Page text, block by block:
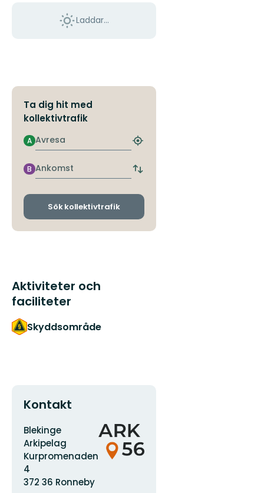
Laddar...
Ta dig hit med
kollektivtrafik
Avresa
A
Hitta
hållplats
Ankomst
B
Byt
och
Sök kollektivtrafik
Aktiviteter och
faciliteter
Skyddsområde
Kontakt
Adress
Blekinge
Arkipelag
Kurpromenaden
4
372 36 Ronneby
Organisationens
logotyp